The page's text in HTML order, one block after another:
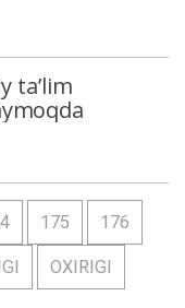
ta’lim
175 176
OXIRIGI